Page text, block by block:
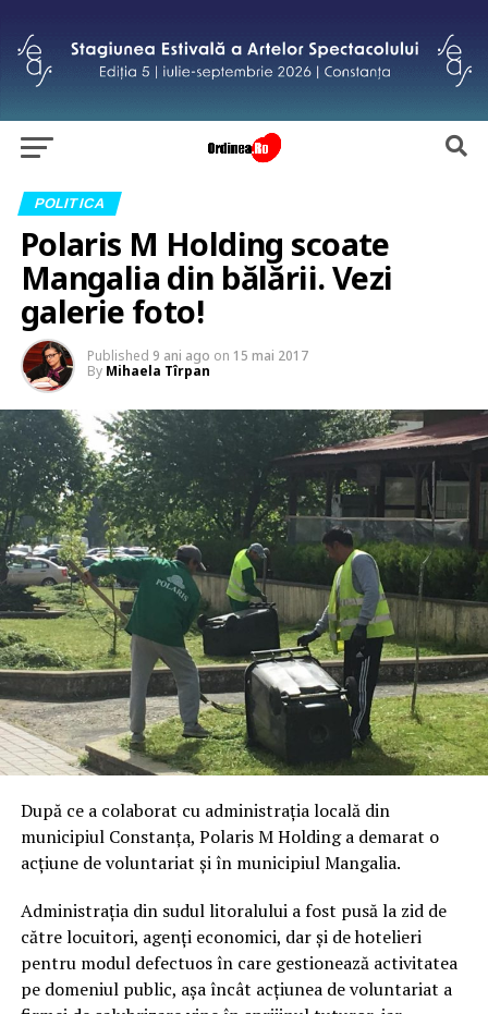
POLITICA
Polaris M Holding scoate
Mangalia din bălării. Vezi
galerie foto!
Published 9 ani ago on 15 mai 2017
By Mihaela Tîrpan
După ce a colaborat cu administrația locală din
municipiul Constanța, Polaris M Holding a demarat o
acțiune de voluntariat şi în municipiul Mangalia.
Administrația din sudul litoralului a fost pusă la zid de
către locuitori, agenți economici, dar și de hotelieri
pentru modul defectuos în care gestionează activitatea
pe domeniul public, aşa încât acțiunea de voluntariat a